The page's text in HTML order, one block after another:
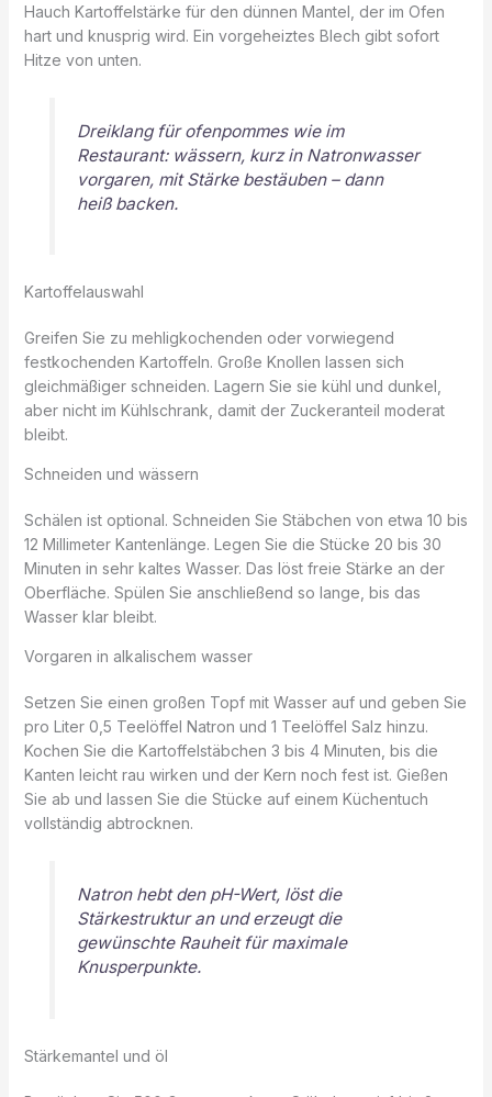
Hauch Kartoffelstärke für den dünnen Mantel, der im Ofen
hart und knusprig wird. Ein vorgeheiztes Blech gibt sofort
Hitze von unten.
Dreiklang für ofenpommes wie im
Restaurant: wässern, kurz in Natronwasser
vorgaren, mit Stärke bestäuben – dann
heiß backen.
Kartoffelauswahl
Greifen Sie zu mehligkochenden oder vorwiegend
festkochenden Kartoffeln. Große Knollen lassen sich
gleichmäßiger schneiden. Lagern Sie sie kühl und dunkel,
aber nicht im Kühlschrank, damit der Zuckeranteil moderat
bleibt.
Schneiden und wässern
Schälen ist optional. Schneiden Sie Stäbchen von etwa 10 bis
12 Millimeter Kantenlänge. Legen Sie die Stücke 20 bis 30
Minuten in sehr kaltes Wasser. Das löst freie Stärke an der
Oberfläche. Spülen Sie anschließend so lange, bis das
Wasser klar bleibt.
Vorgaren in alkalischem wasser
Setzen Sie einen großen Topf mit Wasser auf und geben Sie
pro Liter 0,5 Teelöffel Natron und 1 Teelöffel Salz hinzu.
Kochen Sie die Kartoffelstäbchen 3 bis 4 Minuten, bis die
Kanten leicht rau wirken und der Kern noch fest ist. Gießen
Sie ab und lassen Sie die Stücke auf einem Küchentuch
vollständig abtrocknen.
Natron hebt den pH-Wert, löst die
Stärkestruktur an und erzeugt die
gewünschte Rauheit für maximale
Knusperpunkte.
Stärkemantel und öl